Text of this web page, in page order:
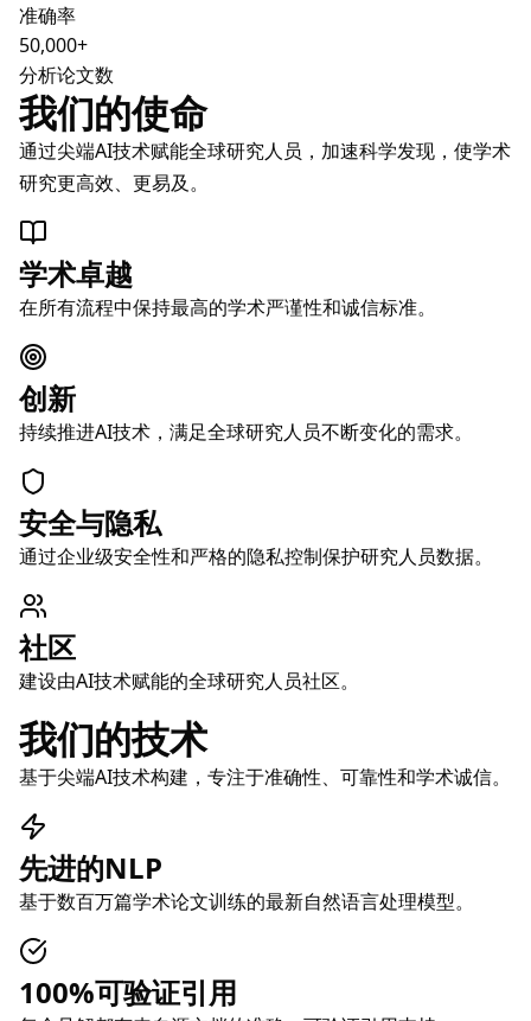
准确率
50,000+
分析论文数
我们的使命
通过尖端AI技术赋能全球研究人员，加速科学发现，使学术
研究更高效、更易及。
学术卓越
在所有流程中保持最高的学术严谨性和诚信标准。
创新
持续推进AI技术，满足全球研究人员不断变化的需求。
安全与隐私
通过企业级安全性和严格的隐私控制保护研究人员数据。
社区
建设由AI技术赋能的全球研究人员社区。
我们的技术
基于尖端AI技术构建，专注于准确性、可靠性和学术诚信。
先进的NLP
基于数百万篇学术论文训练的最新自然语言处理模型。
100%可验证引用